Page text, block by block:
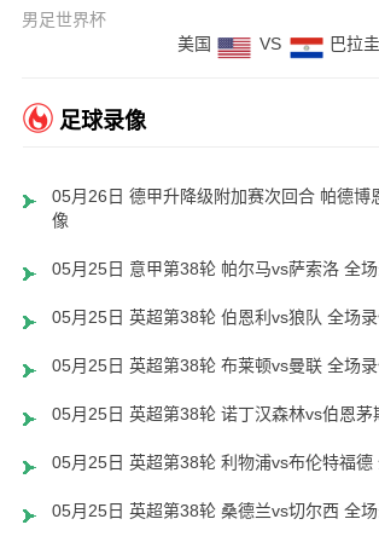
男足世界杯
美国
VS 巴拉圭
足球录像
05月26日 德甲升降级附加赛次回合 帕德博
像
05月25日 意甲第38轮 帕尔马vs萨索洛 全
05月25日 英超第38轮 伯恩利vs狼队 全场
05月25日 英超第38轮 布莱顿vs曼联 全场
05月25日 英超第38轮 诺丁汉森林vs伯恩茅
05月25日 英超第38轮 利物浦vs布伦特福德
05月25日 英超第38轮 桑德兰vs切尔西 全